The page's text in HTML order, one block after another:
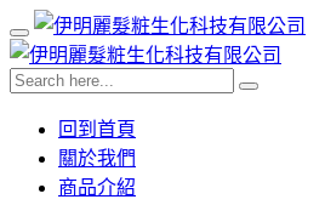
回到首頁
關於我們
商品介紹